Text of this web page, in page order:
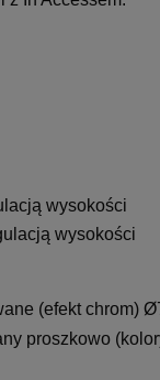
wysokości
wysokości
(efekt chrom)
proszkowo